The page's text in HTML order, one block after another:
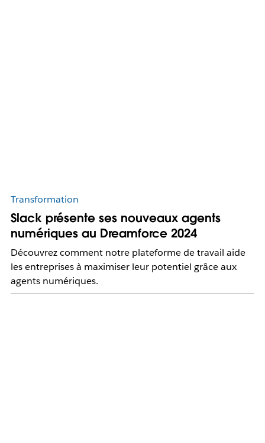
Transformation
Slack présente ses nouveaux agents
numériques au Dreamforce 2024
Découvrez comment notre plateforme de travail aide
les entreprises à maximiser leur potentiel grâce aux
agents numériques.